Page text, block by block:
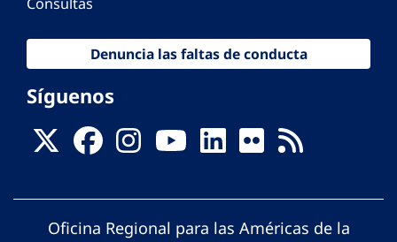
Denuncia las faltas de conducta
Síguenos
Oficina Regional para las Américas de la